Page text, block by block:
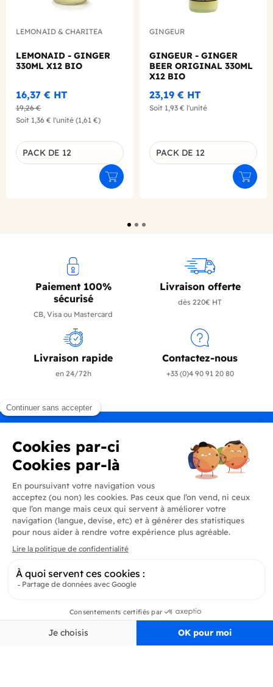
LEMONAID & CHARITEA
LEMONAID - GINGER
330ML X12 BIO
16,37 € HT
19,26 €
Soit 1,36 € l'unité (1,61 €)
Déclinaison du produit
PACK DE 12
Ajouter au panier
GINGEUR
GINGEUR - GINGER
BEER ORIGINAL 330ML
X12 BIO
23,19 € HT
Soit 1,93 € l'unité
Déclinaison du produit
PACK DE 12
Paiement 100%
sécurisé
CB, Visa ou Mastercard
Livraison offerte
dès 220€ HT
Livraison rapide
en 24/72h
Contactez-nous
+33 (0)4 90 91 20 80
Produits
En savoir plus